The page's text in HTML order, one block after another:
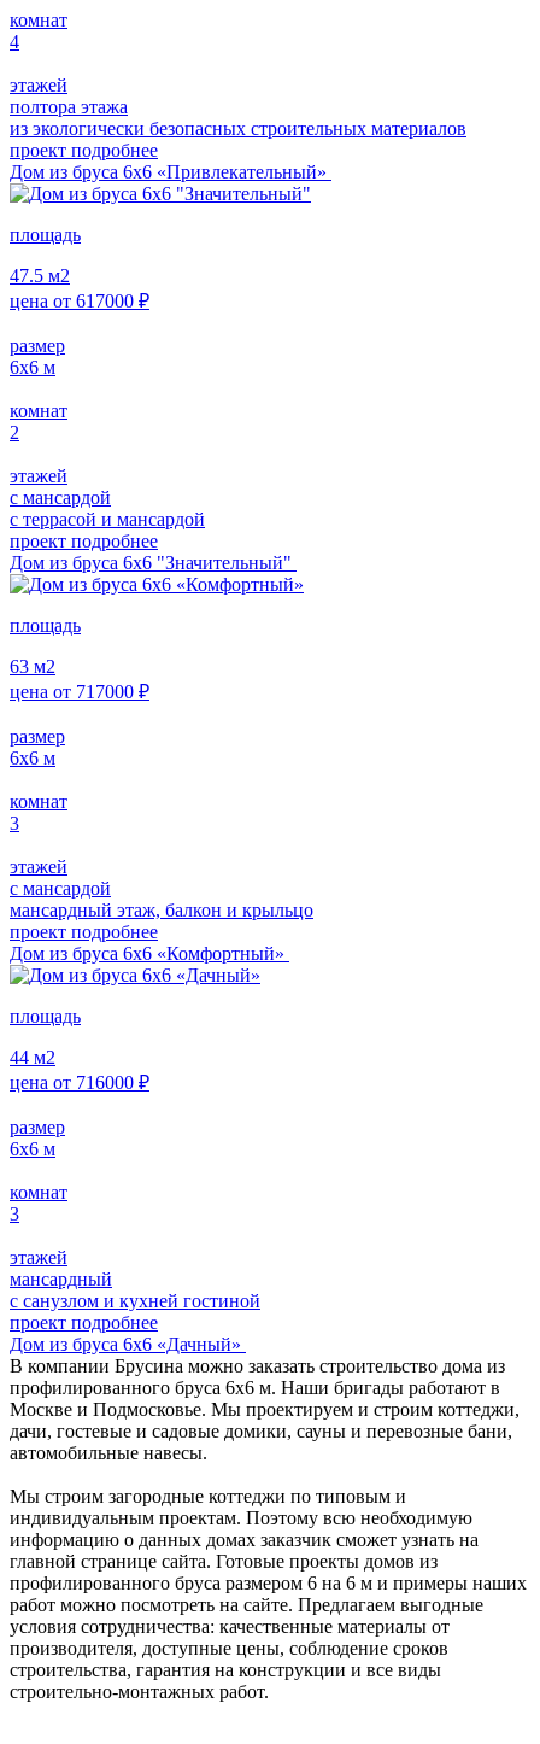
комнат
4
этажей
полтора этажа
из экологически безопасных строительных материалов
проект подробнее
Дом из бруса 6х6 «Привлекательный»
площадь
47.5 м2
цена от 617000 ₽
размер
6х6 м
комнат
2
этажей
с мансардой
с террасой и мансардой
проект подробнее
Дом из бруса 6х6 "Значительный"
площадь
63 м2
цена от 717000 ₽
размер
6х6 м
комнат
3
этажей
с мансардой
мансардный этаж, балкон и крыльцо
проект подробнее
Дом из бруса 6х6 «Комфортный»
площадь
44 м2
цена от 716000 ₽
размер
6х6 м
комнат
3
этажей
мансардный
с санузлом и кухней гостиной
проект подробнее
Дом из бруса 6х6 «Дачный»
В компании Брусина можно заказать строительство дома из
профилированного бруса 6х6 м. Наши бригады работают в
Москве и Подмосковье. Мы проектируем и строим коттеджи,
дачи, гостевые и садовые домики, сауны и перевозные бани,
автомобильные навесы.
Мы строим загородные коттеджи по типовым и
индивидуальным проектам. Поэтому всю необходимую
информацию о данных домах заказчик сможет узнать на
главной странице сайта. Готовые проекты домов из
профилированного бруса размером 6 на 6 м и примеры наших
работ можно посмотреть на сайте. Предлагаем выгодные
условия сотрудничества: качественные материалы от
производителя, доступные цены, соблюдение сроков
строительства, гарантия на конструкции и все виды
строительно-монтажных работ.